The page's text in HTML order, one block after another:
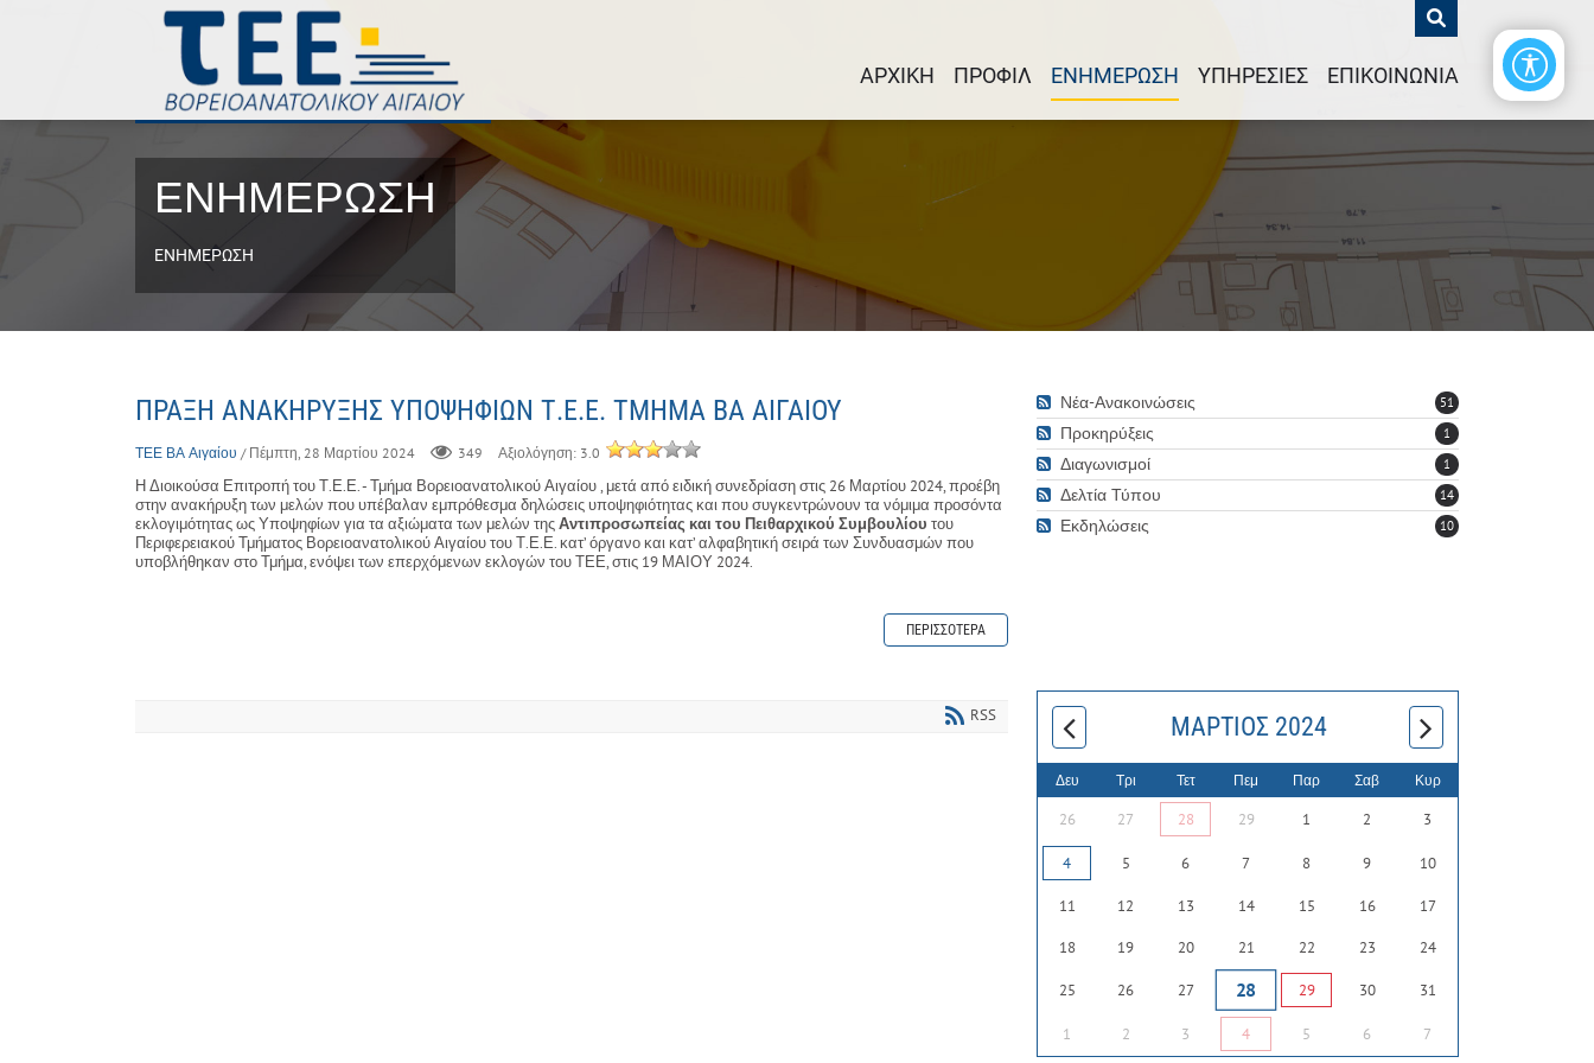
ΑΡΧΙΚΗ ΠΡΟΦΙΛ ΕΝΗΜΕΡΩΣΗ ΥΠΗΡΕΣΙΕΣ ΕΠΙΚΟΙΝΩΝΙΑ
ΕΝΗΜΕΡΩΣΗ
ΕΝΗΜΕΡΩΣΗ
ΠΡΑΞΗ ΑΝΑΚΗΡΥΞΗΣ ΥΠΟΨΗΦΙΩΝ Τ.Ε.Ε. ΤΜΗΜΑ ΒΑ ΑΙΓΑΙΟΥ
ΤΕΕ ΒΑ Αιγαίου / Πέμπτη, 28 Μαρτίου 2024 349 Αξιολόγηση: 3.0
Η Διοικούσα Επιτροπή του Τ.Ε.Ε. - Τμήμα Βορειοανατολικού Αιγαίου , μετά από ειδική συνεδρίαση στις 26 Μαρτίου 2024, προέβη
στην ανακήρυξη των μελών που υπέβαλαν εμπρόθεσμα δηλώσεις υποψηφιότητας και που συγκεντρώνουν τα νόμιμα προσόντα
εκλογιμότητας ως Υποψηφίων για τα αξιώματα των μελών τηςΑντιπροσωπείας και του Πειθαρχικού Συμβουλίου του
Περιφερειακού Τμήματος Βορειοανατολικού Αιγαίου του Τ.Ε.Ε. κατ’ όργανο και κατ’ αλφαβητική σειρά των Συνδυασμών που
υποβλήθηκαν στο Τμήμα, ενόψει των επερχόμενων εκλογών του ΤΕΕ, στις 19 ΜΑΙΟΥ 2024.
ΠΕΡΙΣΣΌΤΕΡΑ
RSS
51
Νέα-Ανακοινώσεις
1
Προκηρύξεις
1
Διαγωνισμοί
14
Δελτία Τύπου
10
Εκδηλώσεις
ΜΆΡΤΙΟΣ 2024
Δευ Τρι Τετ Πεμ Παρ Σαβ Κυρ
26 27 28 29 1 2 3
4 5 6 7 8 9 10
11 12 13 14 15 16 17
18 19 20 21 22 23 24
25 26 27 28 29 30 31
1 2 3 4 5 6 7